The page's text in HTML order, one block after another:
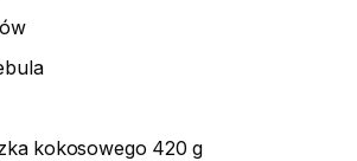
kokosowego 420 g